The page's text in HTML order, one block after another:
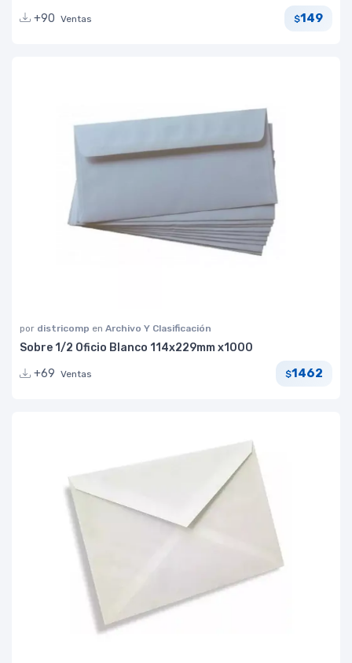
+90 Ventas $149
por districomp en Archivo Y Clasificación
Sobre 1/2 Oficio Blanco 114x229mm x1000
+69 Ventas $1462